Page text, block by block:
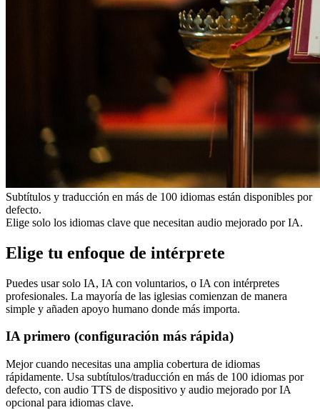
Subtítulos y traducción en más de 100 idiomas están disponibles por
defecto.
Elige solo los idiomas clave que necesitan audio mejorado por IA.
Elige tu enfoque de intérprete
Puedes usar solo IA, IA con voluntarios, o IA con intérpretes
profesionales. La mayoría de las iglesias comienzan de manera
simple y añaden apoyo humano donde más importa.
IA primero (configuración más rápida)
Mejor cuando necesitas una amplia cobertura de idiomas
rápidamente. Usa subtítulos/traducción en más de 100 idiomas por
defecto, con audio TTS de dispositivo y audio mejorado por IA
opcional para idiomas clave.